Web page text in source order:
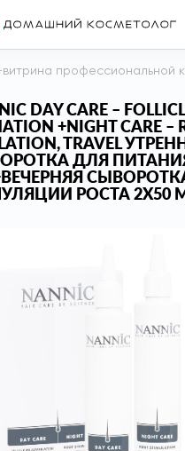
профессиональной
DAY CARE –
+NIGHT CARE –
TRAVEL
ДЛЯ
РОСТА 2X50